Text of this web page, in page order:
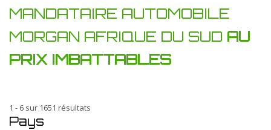
MANDATAIRE AUTOMOBILE
MORGAN AFRIQUE DU SUD AU
PRIX IMBATTABLES
1 - 6 sur 1651 résultats
Pays